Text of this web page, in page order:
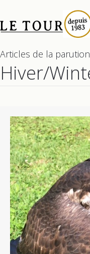
Articles de la parution
Hiver/